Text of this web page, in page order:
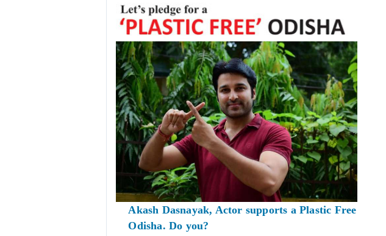
Akash Dasnayak, Actor supports a Plastic Free
Odisha. Do you?